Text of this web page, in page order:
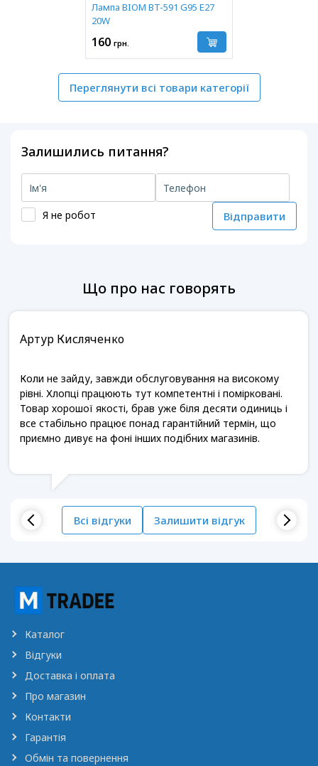
Лампа BIOM BT-591 G95 E27
20W
160 грн.
Переглянути всі товари категорії
Залишились питання?
Я не робот Відправити
Що про нас говорять
Артур Кисляченко
Коли не зайду, завжди обслуговування на високому
рівні. Хлопці працюють тут компетентні і помірковані.
Товар хорошої якості, брав уже біля десяти одиниць і
все стабільно працює понад гарантійний термін, що
приємно дивує на фоні інших подібних магазинів.
Всі відгуки Залишити відгук
Каталог
Відгуки
Доставка і оплата
Про магазин
Контакти
Гарантія
Обмін та повернення